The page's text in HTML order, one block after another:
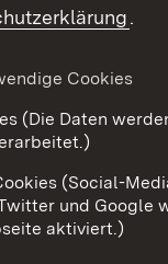
Kontakt
.
Cookies
(Die Daten
(Social-
und Google
aktiviert.)